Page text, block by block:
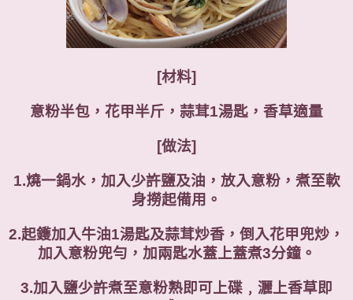
[材料]
意粉半包，花甲半斤，蒜茸1湯匙，香草適量
[做法]
1.燒一鍋水，加入少許鹽及油，放入意粉，煮至軟
身撈起備用。
2.起鑊加入牛油1湯匙及蒜茸炒香，倒入花甲兜炒，
加入意粉兜勻，加兩匙水蓋上蓋煮3分鐘。
3.加入鹽少許煮至意粉熟即可上碟﹐灑上香草即